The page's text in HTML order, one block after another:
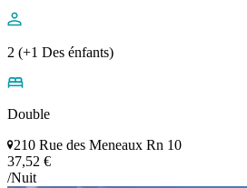
2 (+1 Des énfants)
Double
210 Rue des Meneaux Rn 10
37,52 €
/Nuit